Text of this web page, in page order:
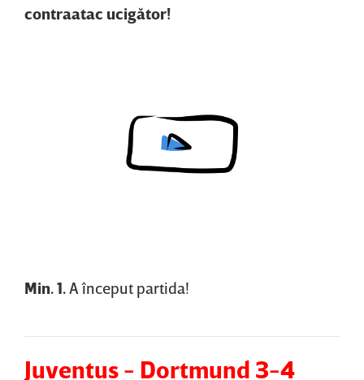
contraatac ucigător!
Min. 1.A început partida!
Juventus - Dortmund 3-4